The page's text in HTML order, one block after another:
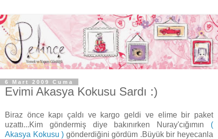
6 Mart 2009 Cuma
Evimi Akasya Kokusu Sardı :)
Biraz önce kapı çaldı ve kargo geldi ve elime bir paket
uzattı...Kim göndermiş diye bakınırken Nuray'cığımın (
Akasya Kokusu ) gönderdiğini gördüm .Büyük bir heyecanla